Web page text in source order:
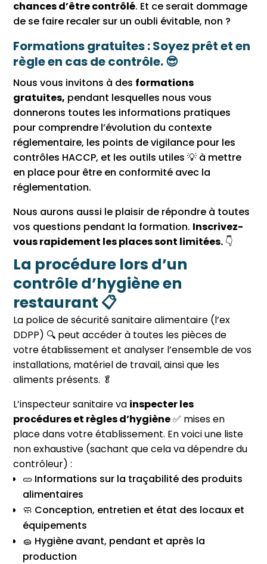
chances d’être contrôlé. Et ce serait dommage
de se faire recaler sur un oubli évitable, non ?
Formations gratuites : Soyez prêt et en
règle en cas de contrôle. 😎
Nous vous invitons à des formations
gratuites, pendant lesquelles nous vous
donnerons toutes les informations pratiques
pour comprendre l’évolution du contexte
réglementaire, les points de vigilance pour les
contrôles HACCP, et les outils utiles 💡 à mettre
en place pour être en conformité avec la
réglementation.
Nous aurons aussi le plaisir de répondre à toutes
vos questions pendant la formation. Inscrivez-
vous rapidement les places sont limitées. 👇
La procédure lors d’un
contrôle d’hygiène en
restaurant 📋
La police de sécurité sanitaire alimentaire (l’ex
DDPP) 🔍 peut accéder à toutes les pièces de
votre établissement et analyser l’ensemble de vos
installations, matériel de travail, ainsi que les
aliments présents. 🥬
L’inspecteur sanitaire va inspecter les
procédures et règles d’hygiène✅ mises en
place dans votre établissement. En voici une liste
non exhaustive (sachant que cela va dépendre du
contrôleur) :
🥒 Informations sur la traçabilité des produits
alimentaires
🧼 Conception, entretien et état des locaux et
équipements
🧽 Hygiène avant, pendant et après la
production